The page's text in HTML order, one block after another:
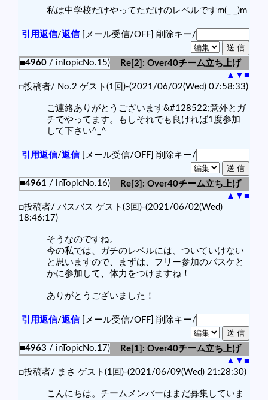
私は中学校だけやってただけのレベルですm(_ _)m
引用返信/返信[メール受信/OFF] 削除キー/
■4960 / inTopicNo.15)
Re[2]: Over40チーム立ち上げ
▲ ▼ ■
□投稿者/ No.2 ゲスト(1回)-(2021/06/02(Wed) 07:58:33)
ご連絡ありがとうございます&#128522;意外とガ
チでやってます。もしそれでも良ければ1度参加
して下さい^_^
引用返信/返信[メール受信/OFF] 削除キー/
■4961 / inTopicNo.16)
Re[3]: Over40チーム立ち上げ
▲ ▼ ■
□投稿者/ バスバス ゲスト(3回)-(2021/06/02(Wed)
18:46:17)
そうなのですね。
今の私では、ガチのレベルには、ついていけない
と思いますので、まずは、フリー参加のバスケと
かに参加して、体力をつけますね！
ありがとうございました！
引用返信/返信[メール受信/OFF] 削除キー/
■4963 / inTopicNo.17)
Re[1]: Over40チーム立ち上げ
▲ ▼ ■
□投稿者/ まさ ゲスト(1回)-(2021/06/09(Wed) 21:28:30)
こんにちは。チームメンバーはまだ募集していま